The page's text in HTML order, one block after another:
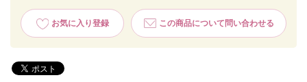
お気に入り登録 この商品について問い合わせる